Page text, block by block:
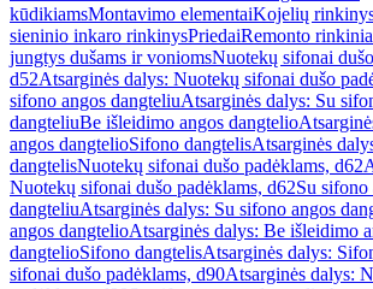
kūdikiamsMontavimo elementaiKojelių
sieninio inkaro rinkinysPriedaiRemonto
jungtys dušams ir voniomsNuotekų sifonai
d52Atsarginės dalys: Nuotekų sifonai dušo
sifono angos dangteliuAtsarginės dalys: Su
dangteliuBe išleidimo angos dangtelio
angos dangtelioSifono dangtelisAtsarginės
dangtelisNuotekų sifonai dušo padėklams, d62
Nuotekų sifonai dušo padėklams, d62Su sifono
dangteliuAtsarginės dalys: Su sifono angos
angos dangtelioAtsarginės dalys: Be išleidimo
dangtelioSifono dangtelisAtsarginės dalys:
sifonai dušo padėklams, d90Atsarginės dalys: